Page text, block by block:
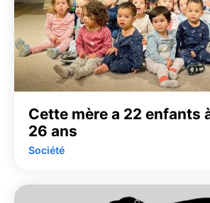
Cette mère a 22 enfants
26 ans
Société